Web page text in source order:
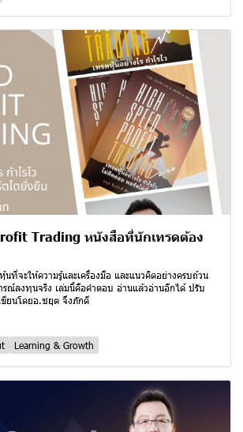
Trading หนังสือที่นักเทรดต้อง
ที่จะให้ความรู้และเครื่องมือ และแนวคิดอย่างครบถ้วน
รณ์ลงทุนจริง เล่มนี้คือคำตอบ อ่านแล้วอ่านอีกได้ ปรับ
ยนโดยอ.ชยุต จึงภักดี
Learning & Growth